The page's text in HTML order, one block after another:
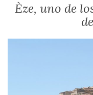
Èze, uno de